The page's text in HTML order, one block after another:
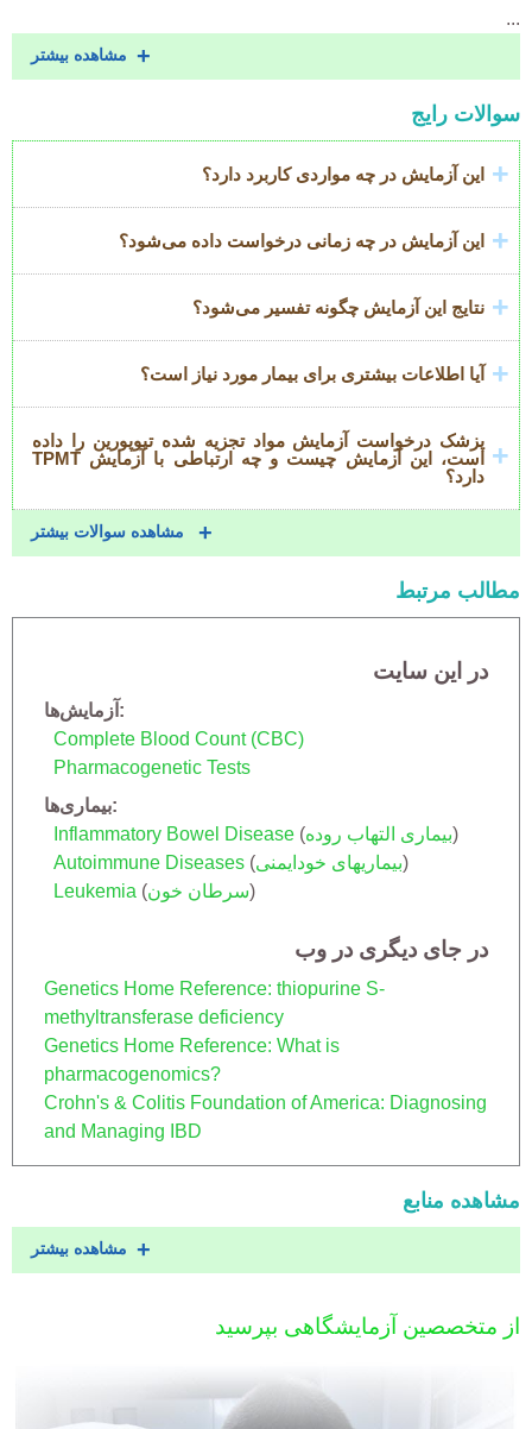
...
مشاهده بیشتر
Accordion
Title
سوالات رایج
این آزمایش در چه مواردی کاربرد دارد؟
این آزمایش در چه زمانی درخواست داده می‌شود؟
نتایج این آزمایش چگونه تفسیر می‌شود؟
آیا اطلاعات بیشتری برای بیمار مورد نیاز است؟
پزشک درخواست آزمایش مواد تجزیه شده تیوپورین را داده
است، این آزمایش چیست و چه ارتباطی با آزمایش TPMT
دارد؟
مشاهده سوالات بیشتر
مطالب مرتبط
در این سایت
آزمایش‌ها
Complete Blood Count (CBC)
Pharmacogenetic Tests
بیماری‌ها
Inflammatory Bowel Disease (بیماری التهاب روده)
Autoimmune Diseases (بیماریهای خودایمنی)
Leukemia (سرطان خون)
در جای دیگری در وب
Genetics Home Reference: thiopurine S-
methyltransferase deficiency
Genetics Home Reference: What is
pharmacogenomics?
Crohn's & Colitis Foundation of America: Diagnosing
and Managing IBD
مشاهده منابع
مشاهده بیشتر
از متخصصین آزمایشگاهی بپرسید